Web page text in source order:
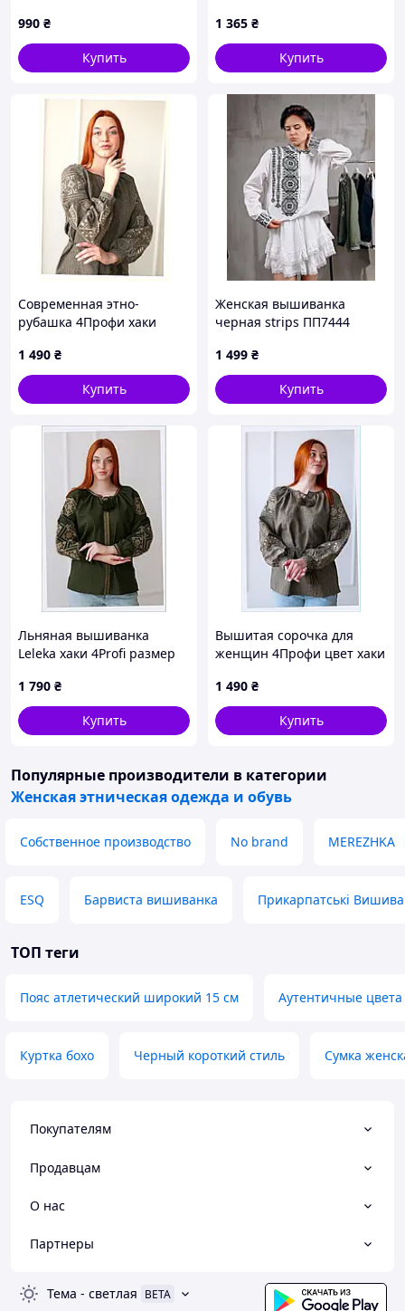
990 ₴
Купить
1 365 ₴
Купить
Современная этно-
рубашка 4Профи хаки
1 490 ₴
Купить
Женская вышиванка
черная strips ПП7444
1 499 ₴
Купить
Льняная вышиванка
Leleka хаки 4Profi размер
1 790 ₴
Купить
Вышитая сорочка для
женщин 4Профи цвет хаки
1 490 ₴
Купить
Популярные производители в категории
Женская этническая одежда и обувь
Собственное производство No brand MEREZHKA
ESQ Барвиста вишиванка Прикарпатські
ТОП теги
Пояс атлетический широкий 15 см Аутентичные цвета
Куртка бохо Черный короткий стиль Сумка
Покупателям
Продавцам
О нас
Партнеры
Тема - светлая BETA